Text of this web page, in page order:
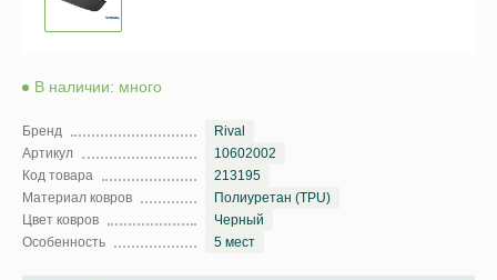
В наличии: много
Бренд
Rival
Артикул
10602002
Код товара
213195
Материал ковров
Полиуретан (TPU)
Цвет ковров
Черный
Особенность
5 мест